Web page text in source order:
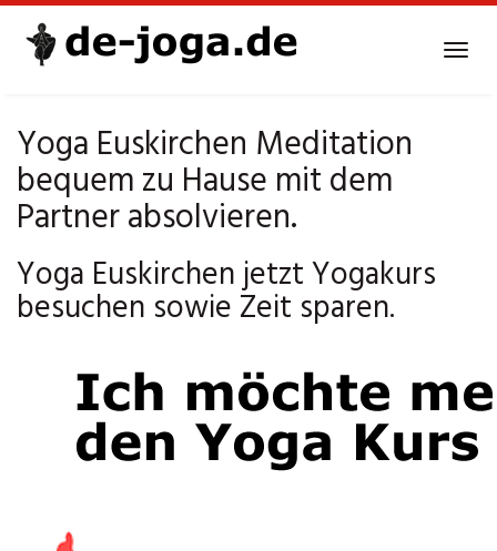
Yoga Euskirchen Meditation
bequem zu Hause mit dem
Partner absolvieren.
Yoga Euskirchen jetzt Yogakurs
besuchen sowie Zeit sparen.